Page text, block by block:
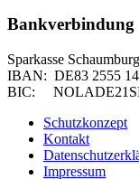
Bankverbindung
Sparkasse Schaumburg
IBAN: DE83 2555
BIC:
Schutzkonzept
Kontakt
Impressum